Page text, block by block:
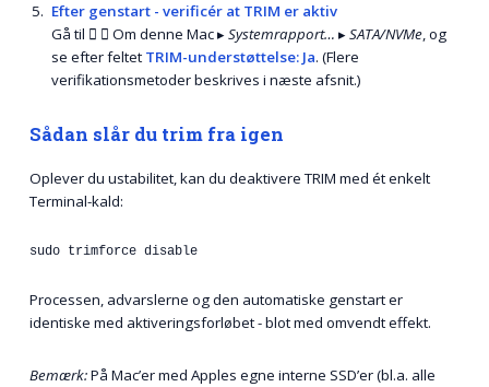
Efter genstart - verificér at TRIM er aktiv
Gå til  ▸ Om denne Mac ▸Systemrapport… ▸SATA/NVMe, og
se efter feltet TRIM-understøttelse: Ja. (Flere
verifikationsmetoder beskrives i næste afsnit.)
Sådan slår du trim fra igen
Oplever du ustabilitet, kan du deaktivere TRIM med ét enkelt
Terminal-kald:
sudo trimforce disable
Processen, advarslerne og den automatiske genstart er
identiske med aktiverings­forløbet - blot med omvendt effekt.
Bemærk:På Mac’er med Apples egne interne SSD’er (bl.a. alle